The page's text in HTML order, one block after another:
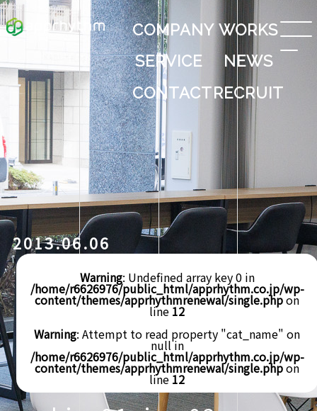
COMPANY WORKS
SERVICE
NEWS
CONTACTRECRUIT
2013.06.06
Warning: Undefined array key 0 in
/home/r6626976/public_html/apprhythm.co.jp/wp-
content/themes/apprhythmrenewal/single.phpon
line 12
Warning: Attempt to read property "cat_name" on
null in
/home/r6626976/public_html/apprhythm.co.jp/wp-
content/themes/apprhythmrenewal/single.phpon
line 12